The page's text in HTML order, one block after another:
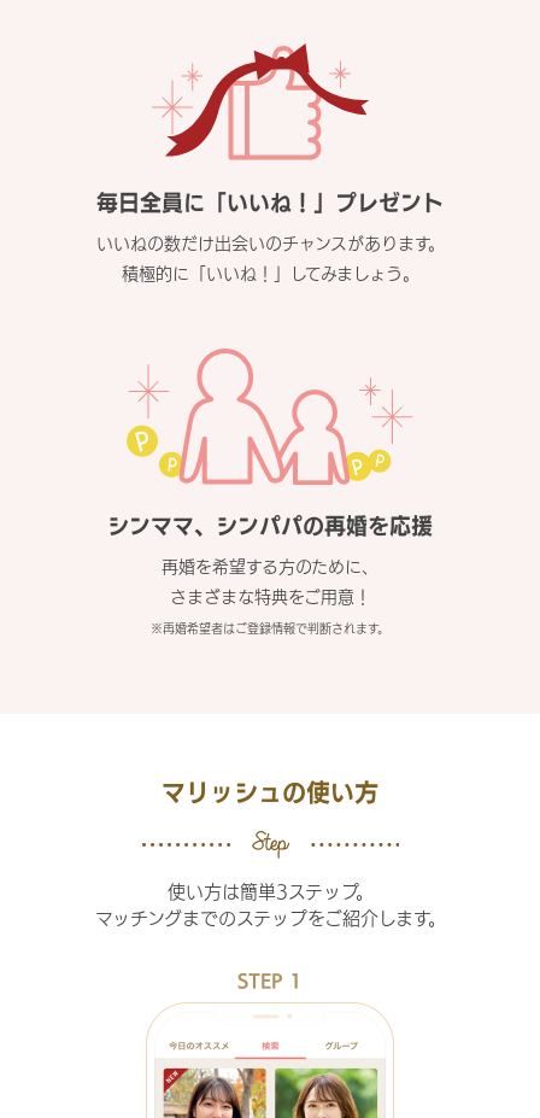
毎日全員に「いいね！」プレゼント
いいねの数だけ出会いのチャンスがあります。
積極的に「いいね！」してみましょう。
シンママ、シンパパの再婚を応援
再婚を希望する方のために、
さまざまな特典をご用意！
※再婚希望者はご登録情報で判断されます。
マリッシュの使い方
使い方は簡単3ステップ。
マッチングまでのステップをご紹介します。
STEP 1